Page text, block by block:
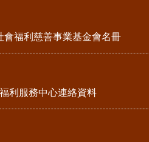
會福利慈善事業基金會名冊
利服務中心連絡資料